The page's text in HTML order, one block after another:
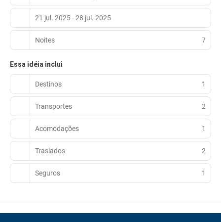
21 jul. 2025 - 28 jul. 2025
Noites 7
Essa idéia inclui
Destinos 1
Transportes 2
Acomodações 1
Traslados 2
Seguros 1